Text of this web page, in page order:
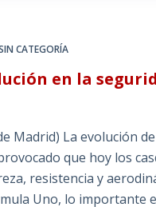
CATEGORÍA
en la
Madrid) La evolución
que hoy los
resistencia y
Uno, lo importante